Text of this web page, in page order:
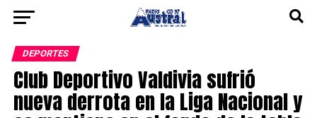
DEPORTES
Club Deportivo Valdivia sufrió
nueva derrota en la Liga Nacional y